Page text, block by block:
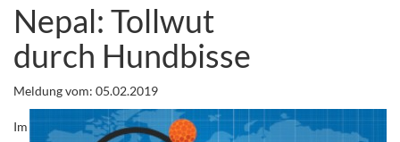
Nepal: Tollwut
durch Hundbisse
Meldung vom: 05.02.2019
Im